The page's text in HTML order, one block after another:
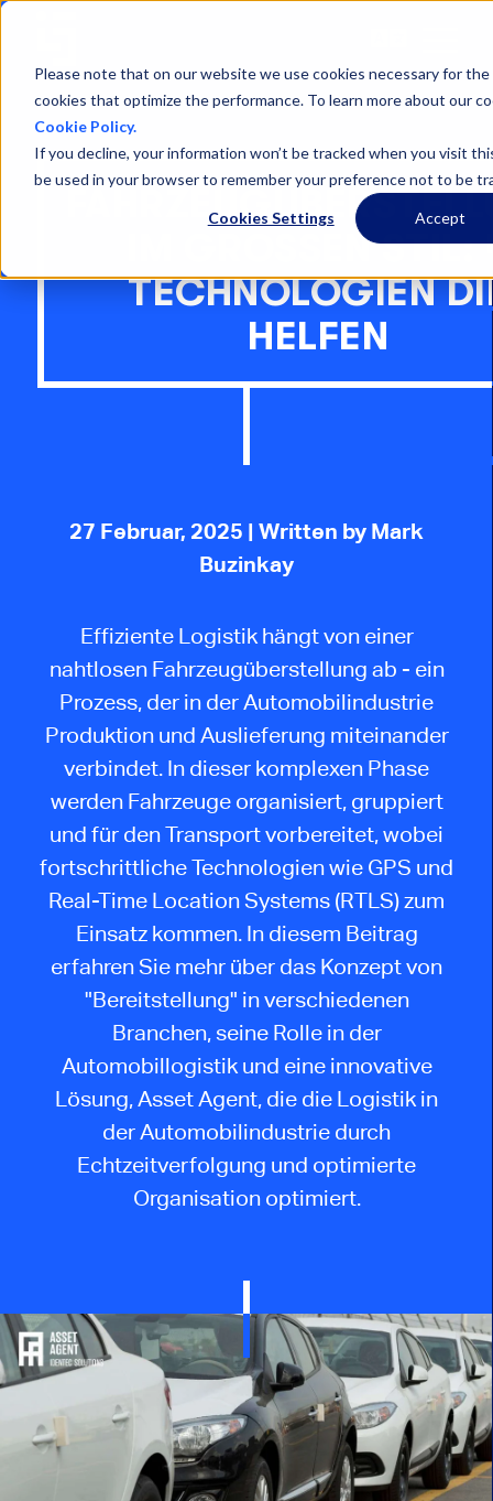
Please note that on our website we use cookies necessary for
cookies that optimize the performance. To learn more about our
Cookie Policy.
If you decline, your information won’t be tracked when you visit
be used in your browser to remember your preference not to be
Cookies Settings Accept
Menu
IM GROSSEN STIL: 4
ECHNOLOGIEN DIE
ELFEN
27 Februar, 2025 | Written by Mark
Buzinkay
Effiziente Logistik hängt von einer
nahtlosen Fahrzeugüberstellung ab - ein
Prozess, der in der Automobilindustrie
Produktion und Auslieferung miteinander
verbindet. In dieser komplexen Phase
werden Fahrzeuge organisiert, gruppiert
und für den Transport vorbereitet, wobei
fortschrittliche Technologien wie GPS und
Real-Time Location Systems (RTLS) zum
Einsatz kommen. In diesem Beitrag
erfahren Sie mehr über das Konzept von
"Bereitstellung" in verschiedenen
Branchen, seine Rolle in der
Automobillogistik und eine innovative
Lösung, Asset Agent, die die Logistik in
der Automobilindustrie durch
Echtzeitverfolgung und optimierte
Organisation optimiert.